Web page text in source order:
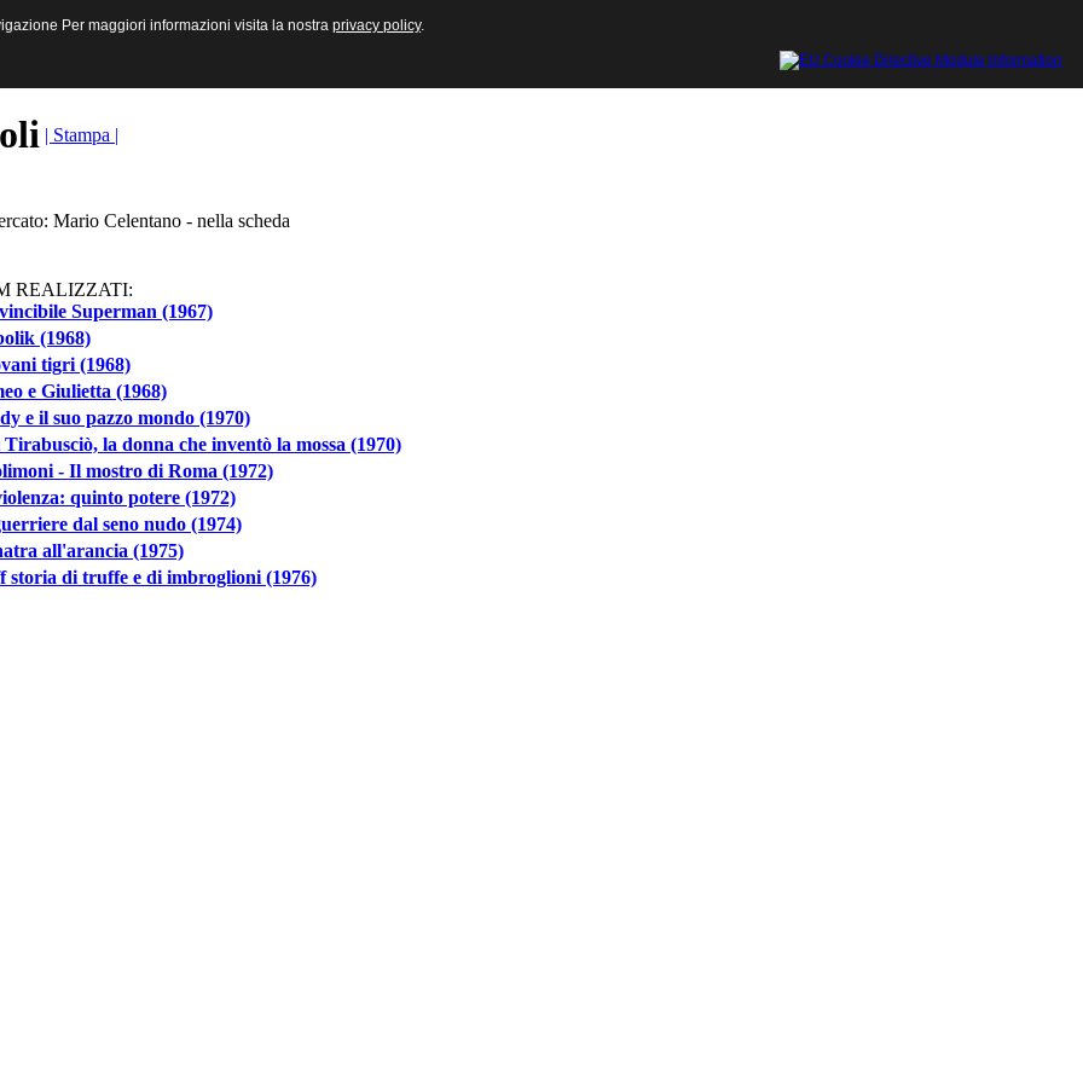
e Multimediali
| Stampa |
Mario Celentano - nella scheda
REALIZZATI:
Superman (1967)
(1968)
tigri (1968)
e Giulietta (1968)
e il suo pazzo mondo (1970)
la donna che inventò la mossa (1970)
- Il mostro di Roma (1972)
quinto potere (1972)
dal seno nudo (1974)
all'arancia (1975)
storia di truffe e di imbroglioni (1976)
Per maggiori informazioni visita la nostra privacy policy.
Per maggiori informazioni visita la nostra privacy policy.